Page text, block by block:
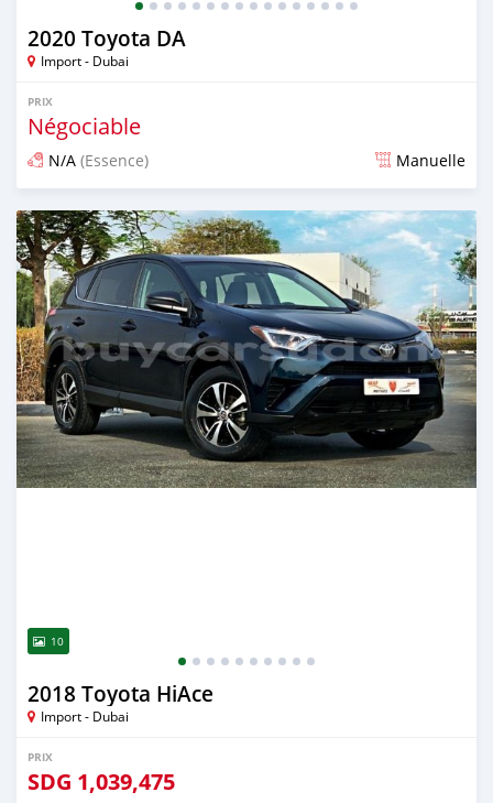
2020 Toyota DA
Import - Dubai
PRIX
Négociable
N/A (Essence) Manuelle
Publié il y a presque 6 ans
10
2018 Toyota HiAce
Import - Dubai
PRIX
SDG 1,039,475